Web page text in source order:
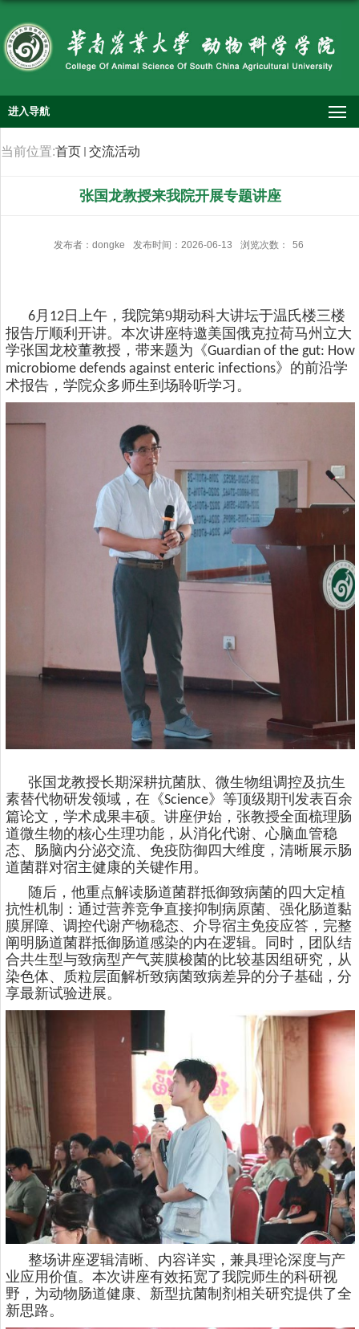
进入导航
当前位置:首页 交流活动
张国龙教授来我院开展专题讲座
发布者：dongke 发布时间：2026-06-13 浏览次数： 56
6月 12 日上午，我院第9期动科大讲坛于温氏楼三楼
报告厅顺利开讲。本次讲座特邀美国俄克拉荷马州立大
学张国龙校董教授，带来题为《Guardian of the gut: How
microbiome defends against enteric infections》的前沿学
术报告，学院众多师生到场聆听学习。
张国龙教授长期深耕抗菌肽、微生物组调控及抗生
素替代物研发领域，在《Science》等顶级期刊发表百余
篇论文，学术成果丰硕。讲座伊始，张教授全面梳理肠
道微生物的核心生理功能，从消化代谢、心脑血管稳
态、肠脑内分泌交流、免疫防御四大维度，清晰展示肠
道菌群对宿主健康的关键作用。
随后，他重点解读肠道菌群抵御致病菌的四大定植
抗性机制：通过营养竞争直接抑制病原菌、强化肠道黏
膜屏障、调控代谢产物稳态、介导宿主免疫应答，完整
阐明肠道菌群抵御肠道感染的内在逻辑。同时，团队结
合共生型与致病型产气荚膜梭菌的比较基因组研究，从
染色体、质粒层面解析致病菌致病差异的分子基础，分
享最新试验进展。
整场讲座逻辑清晰、内容详实，兼具理论深度与产
业应用价值。本次讲座有效拓宽了我院师生的科研视
野，为动物肠道健康、新型抗菌制剂相关研究提供了全
新思路。